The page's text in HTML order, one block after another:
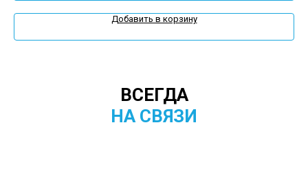
Добавить в корзину
ВСЕГДА
НА СВЯЗИ